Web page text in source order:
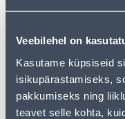
Veebilehel on
Kasutame küpsiseid
isikupärastamiseks,
pakkumiseks ning
teavet selle kohta,
you can continue
discover even more
• Universaalliim
ideaalselt naha,